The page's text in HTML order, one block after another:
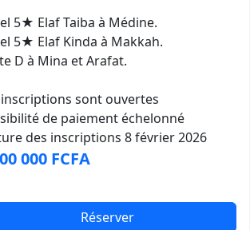
5★ Elaf Taiba à Médine.
5★ Elaf Kinda à Makkah.
D à Mina et Arafat.
inscriptions sont ouvertes
de paiement échelonné
des inscriptions 8 février 2026
000 FCFA
Réserver